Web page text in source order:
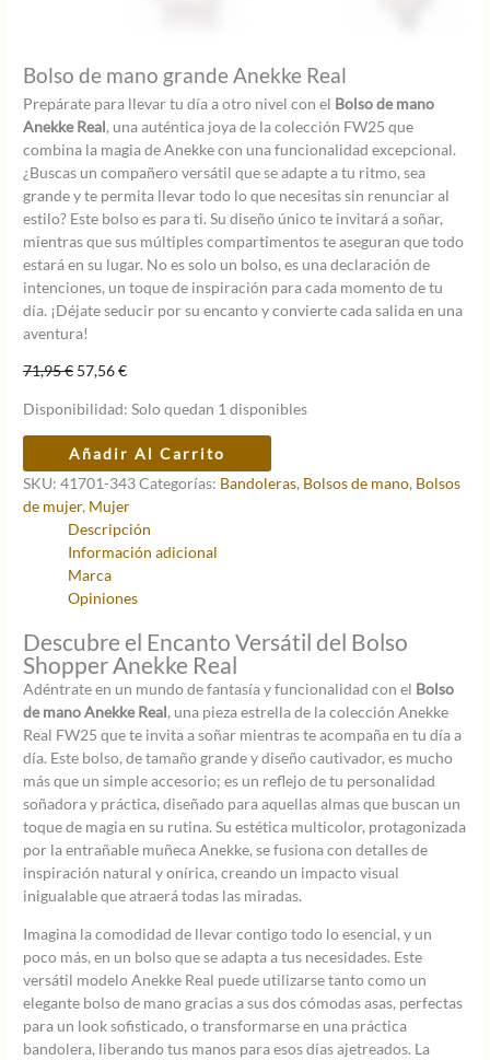
Bolso de mano grande Anekke Real
Prepárate para llevar tu día a otro nivel con el Bolso de mano
Anekke Real, una auténtica joya de la colección FW25 que
combina la magia de Anekke con una funcionalidad excepcional.
¿Buscas un compañero versátil que se adapte a tu ritmo, sea
grande y te permita llevar todo lo que necesitas sin renunciar al
estilo? Este bolso es para ti. Su diseño único te invitará a soñar,
mientras que sus múltiples compartimentos te aseguran que todo
estará en su lugar. No es solo un bolso, es una declaración de
intenciones, un toque de inspiración para cada momento de tu
día. ¡Déjate seducir por su encanto y convierte cada salida en una
aventura!
71,95€ El
original
era:
71,95 €.
57,56€El
actual
es:
57,56 €.
Disponibilidad: Solo quedan 1 disponibles
de
mano
grande
Anekke
cantidad
Añadir Al Carrito
SKU:41701-343Categorías: Bandoleras, Bolsos de mano, Bolsos
de mujer, Mujer
Descripción
Información adicional
Marca
Opiniones
Descubre el Encanto Versátil del Bolso
Shopper Anekke Real
Adéntrate en un mundo de fantasía y funcionalidad con el Bolso
de mano Anekke Real, una pieza estrella de la colección Anekke
Real FW25 que te invita a soñar mientras te acompaña en tu día a
día. Este bolso, de tamaño grande y diseño cautivador, es mucho
más que un simple accesorio; es un reflejo de tu personalidad
soñadora y práctica, diseñado para aquellas almas que buscan un
toque de magia en su rutina. Su estética multicolor, protagonizada
por la entrañable muñeca Anekke, se fusiona con detalles de
inspiración natural y onírica, creando un impacto visual
inigualable que atraerá todas las miradas.
Imagina la comodidad de llevar contigo todo lo esencial, y un
poco más, en un bolso que se adapta a tus necesidades. Este
versátil modelo Anekke Real puede utilizarse tanto como un
elegante bolso de mano gracias a sus dos cómodas asas, perfectas
para un look sofisticado, o transformarse en una práctica
bandolera, liberando tus manos para esos días ajetreados. La